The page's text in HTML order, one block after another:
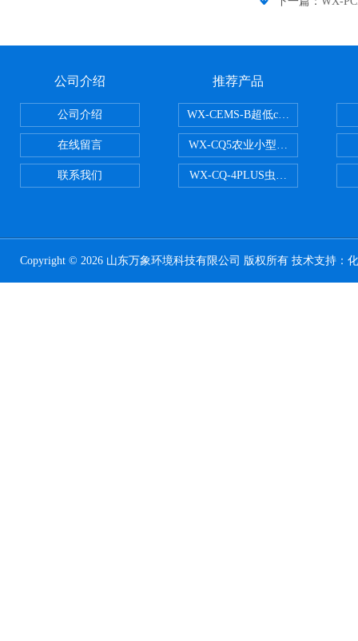
公司介绍
公司介绍
在线留言
联系我们
推荐产品
WX-CEMS-B超低cems烟气监测系
WX-CQ5农业小型气象站
WX-CQ-4PLUS虫情测报灯
Copyright © 2026 山东万象环境科技有限公司 版权所有 技术支持：